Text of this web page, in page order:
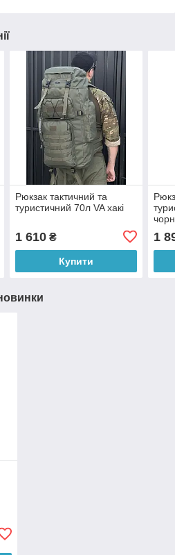
Рюкзак тактичний та
туристичний 70л VA хакі
1 610₴
Купити
1